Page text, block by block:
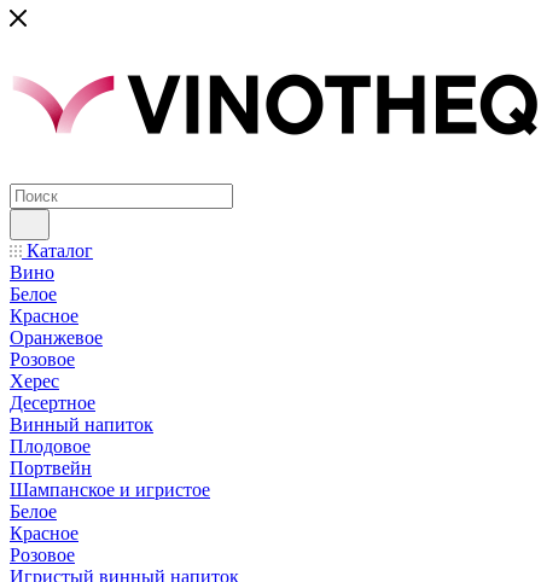
Каталог
Вино
Белое
Красное
Оранжевое
Розовое
Херес
Десертное
Винный напиток
Плодовое
Портвейн
Шампанское и игристое
Белое
Красное
Розовое
Игристый винный напиток